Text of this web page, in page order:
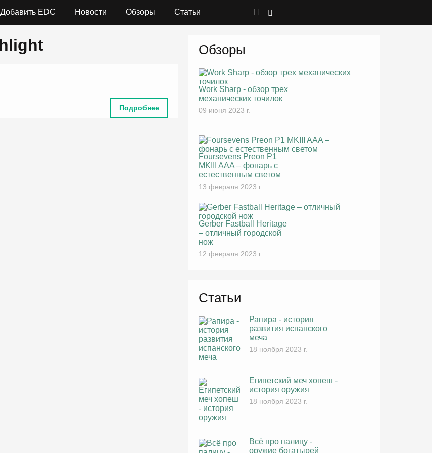
Добавить EDC Новости Обзоры Статьи
Подробнее
Обзоры
Work Sharp - обзор трех
механических точилок
09 июня 2023 г.
Foursevens Preon P1
MKIII AAA – фонарь с
естественным светом
13 февраля 2023 г.
Gerber Fastball Heritage
– отличный городской
нож
12 февраля 2023 г.
Статьи
Рапира - история
развития испанского
меча
18 ноября 2023 г.
Египетский меч хопеш -
история оружия
18 ноября 2023 г.
Всё про палицу -
оружие богатырей